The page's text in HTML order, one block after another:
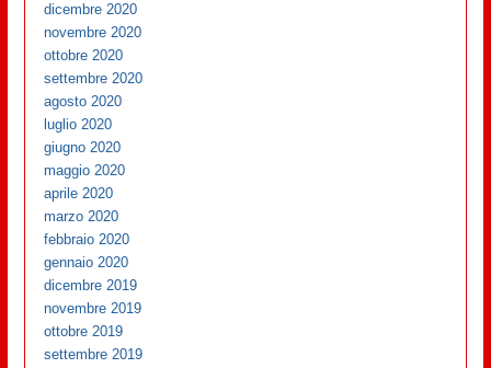
dicembre 2020
novembre 2020
ottobre 2020
settembre 2020
agosto 2020
luglio 2020
giugno 2020
maggio 2020
aprile 2020
marzo 2020
febbraio 2020
gennaio 2020
dicembre 2019
novembre 2019
ottobre 2019
settembre 2019